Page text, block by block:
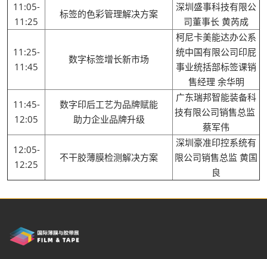
11:05-
11:25
标签的色彩管理解决方案
深圳盛事科技有限公
司董事长 黄芮成
11:25-
11:45
数字标签增长新市场
柯尼卡美能达办公系
统中国有限公司印屁
事业统括部标签课销
售经理 余华明
11:45-
12:05
数字印后工艺为品牌赋能
助力企业品牌升级
广东瑞邦智能装备科
技有限公司销售总监
蔡军伟
12:05-
12:25
不干胶薄膜检测解决方案
深圳豪准印控系统有
限公司销售总监 黄国
良